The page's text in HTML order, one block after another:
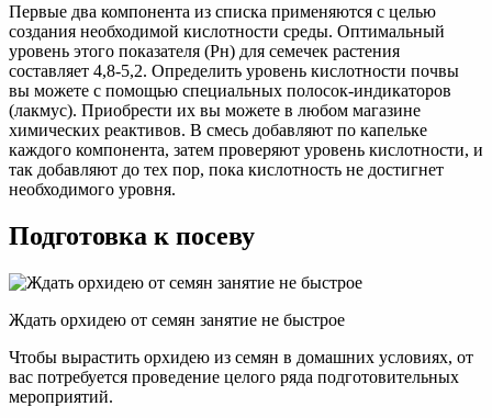
Первые два компонента из списка применяются с целью
создания необходимой кислотности среды. Оптимальный
уровень этого показателя (Рн) для семечек растения
составляет 4,8-5,2. Определить уровень кислотности почвы
вы можете с помощью специальных полосок-индикаторов
(лакмус). Приобрести их вы можете в любом магазине
химических реактивов. В смесь добавляют по капельке
каждого компонента, затем проверяют уровень кислотности, и
так добавляют до тех пор, пока кислотность не достигнет
необходимого уровня.
Подготовка к посеву
Ждать орхидею от семян занятие не быстрое
Чтобы вырастить орхидею из семян в домашних условиях, от
вас потребуется проведение целого ряда подготовительных
мероприятий.